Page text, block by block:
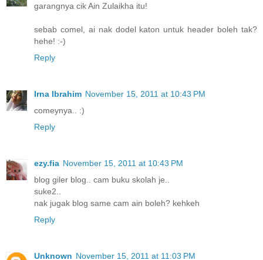
garangnya cik Ain Zulaikha itu!
sebab comel, ai nak dodel katon untuk header boleh tak?
hehe! :-)
Reply
Irna Ibrahim November 15, 2011 at 10:43 PM
comeynya.. :)
Reply
ezy.fia November 15, 2011 at 10:43 PM
blog giler blog.. cam buku skolah je..
suke2..
nak jugak blog same cam ain boleh? kehkeh
Reply
Unknown November 15, 2011 at 11:03 PM